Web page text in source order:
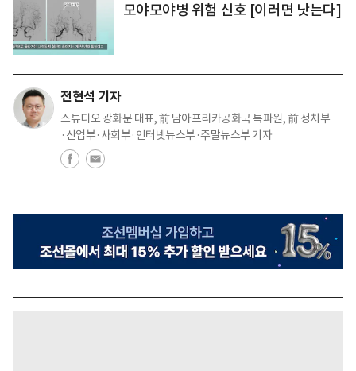
모야모야병 위험 신호 [이러면 낫는다]
전현석 기자
스튜디오 광화문 대표, 前 남아프리카공화국 특파원, 前 정치부
·산업부·사회부·인터넷뉴스부·주말뉴스부 기자